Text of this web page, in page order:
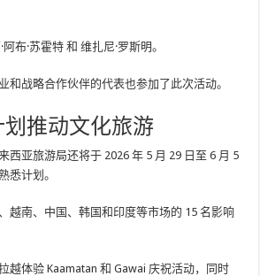
阿布·苏霍特和维扎尼·罗斯明。
和战略合作伙伴的代表也参加了此次活动。
推动文化旅游
西亚旅游局还将于 2026 年 5 月 29 日至 6 月 5
悉计划。
越南、中国、韩国和印度等市场的 15 名影响
越体验 Kaamatan 和 Gawai 庆祝活动，同时